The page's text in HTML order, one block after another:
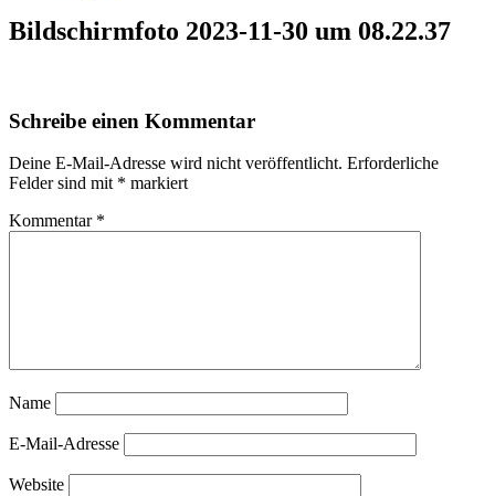
Bildschirmfoto 2023-11-30 um 08.22.37
Schreibe einen Kommentar
Deine E-Mail-Adresse wird nicht veröffentlicht. Erforderliche
Felder sind mit * markiert
Kommentar *
Name
E-Mail-Adresse
Website